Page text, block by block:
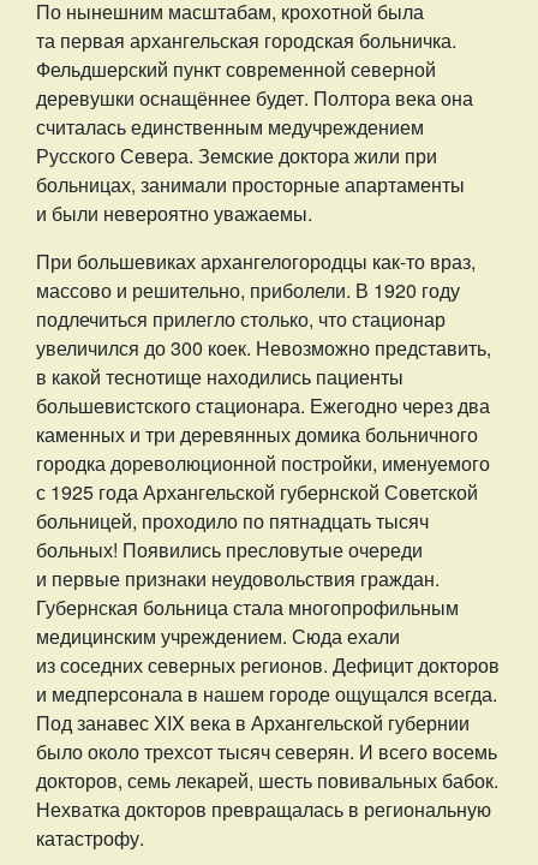
По нынешним масштабам, крохотной была
та первая архангельская городская больничка.
Фельдшерский пункт современной северной
деревушки оснащённее будет. Полтора века она
считалась единственным медучреждением
Русского Севера. Земские доктора жили при
больницах, занимали просторные апартаменты
и были невероятно уважаемы.
При большевиках архангелогородцы как-то враз,
массово и решительно, приболели. В 1920 году
подлечиться прилегло столько, что стационар
увеличился до 300 коек. Невозможно представить,
в какой теснотище находились пациенты
большевистского стационара. Ежегодно через два
каменных и три деревянных домика больничного
городка дореволюционной постройки, именуемого
с 1925 года Архангельской губернской Советской
больницей, проходило по пятнадцать тысяч
больных! Появились пресловутые очереди
и первые признаки неудовольствия граждан.
Губернская больница стала многопрофильным
медицинским учреждением. Сюда ехали
из соседних северных регионов. Дефицит докторов
и медперсонала в нашем городе ощущался всегда.
Под занавес XIX века в Архангельской губернии
было около трехсот тысяч северян. И всего восемь
докторов, семь лекарей, шесть повивальных бабок.
Нехватка докторов превращалась в региональную
катастрофу.